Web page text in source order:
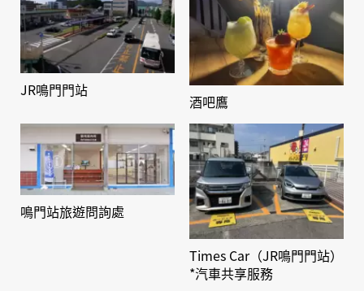
JR鳴門門站
酒吧鷹
鳴門站旅遊問詢處
Times Car（JR鳴門門站）
*汽車共享服務